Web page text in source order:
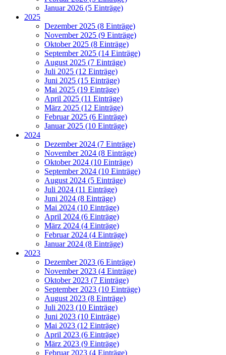
Januar 2026 (5 Einträge)
2025
Dezember 2025 (8 Einträge)
November 2025 (9 Einträge)
Oktober 2025 (8 Einträge)
September 2025 (14 Einträge)
August 2025 (7 Einträge)
Juli 2025 (12 Einträge)
Juni 2025 (15 Einträge)
Mai 2025 (19 Einträge)
April 2025 (11 Einträge)
März 2025 (12 Einträge)
Februar 2025 (6 Einträge)
Januar 2025 (10 Einträge)
2024
Dezember 2024 (7 Einträge)
November 2024 (8 Einträge)
Oktober 2024 (10 Einträge)
September 2024 (10 Einträge)
August 2024 (5 Einträge)
Juli 2024 (11 Einträge)
Juni 2024 (8 Einträge)
Mai 2024 (10 Einträge)
April 2024 (6 Einträge)
März 2024 (4 Einträge)
Februar 2024 (4 Einträge)
Januar 2024 (8 Einträge)
2023
Dezember 2023 (6 Einträge)
November 2023 (4 Einträge)
Oktober 2023 (7 Einträge)
September 2023 (10 Einträge)
August 2023 (8 Einträge)
Juli 2023 (10 Einträge)
Juni 2023 (10 Einträge)
Mai 2023 (12 Einträge)
April 2023 (6 Einträge)
März 2023 (9 Einträge)
Februar 2023 (4 Einträge)